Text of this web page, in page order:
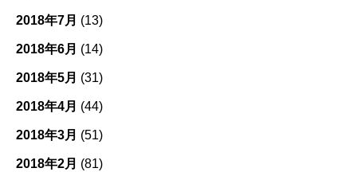
2018年7月 (13)
2018年6月 (14)
2018年5月 (31)
2018年4月 (44)
2018年3月 (51)
2018年2月 (81)